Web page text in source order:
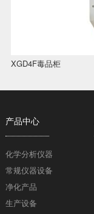
XGD4F毒品柜
产品中心
化学分析仪器
常规仪器设备
净化产品
生产设备